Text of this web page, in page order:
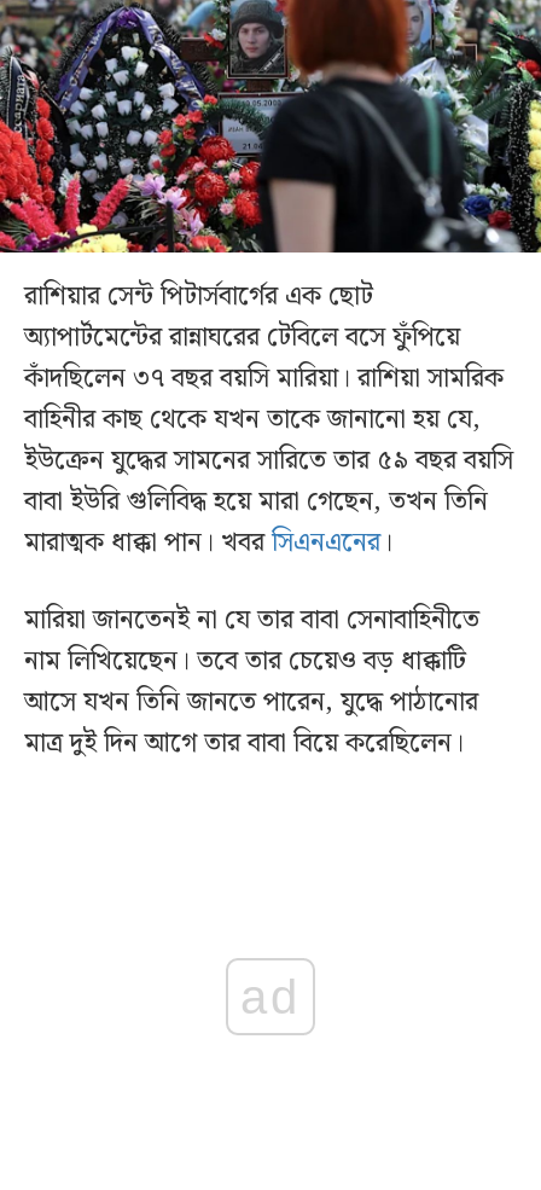
রাশিয়ার সেন্ট পিটার্সবার্গের এক ছোট
অ্যাপার্টমেন্টের রান্নাঘরের টেবিলে বসে ফুঁপিয়ে
কাঁদছিলেন ৩৭ বছর বয়সি মারিয়া। রাশিয়া সামরিক
বাহিনীর কাছ থেকে যখন তাকে জানানো হয় যে,
ইউক্রেন যুদ্ধের সামনের সারিতে তার ৫৯ বছর বয়সি
বাবা ইউরি গুলিবিদ্ধ হয়ে মারা গেছেন, তখন তিনি
মারাত্মক ধাক্কা পান। খবরসিএনএনের।
মারিয়া জানতেনই না যে তার বাবা সেনাবাহিনীতে
নাম লিখিয়েছেন। তবে তার চেয়েও বড় ধাক্কাটি
আসে যখন তিনি জানতে পারেন, যুদ্ধে পাঠানোর
মাত্র দুই দিন আগে তার বাবা বিয়ে করেছিলেন।
ad